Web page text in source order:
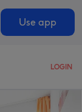
Use app
LOGIN